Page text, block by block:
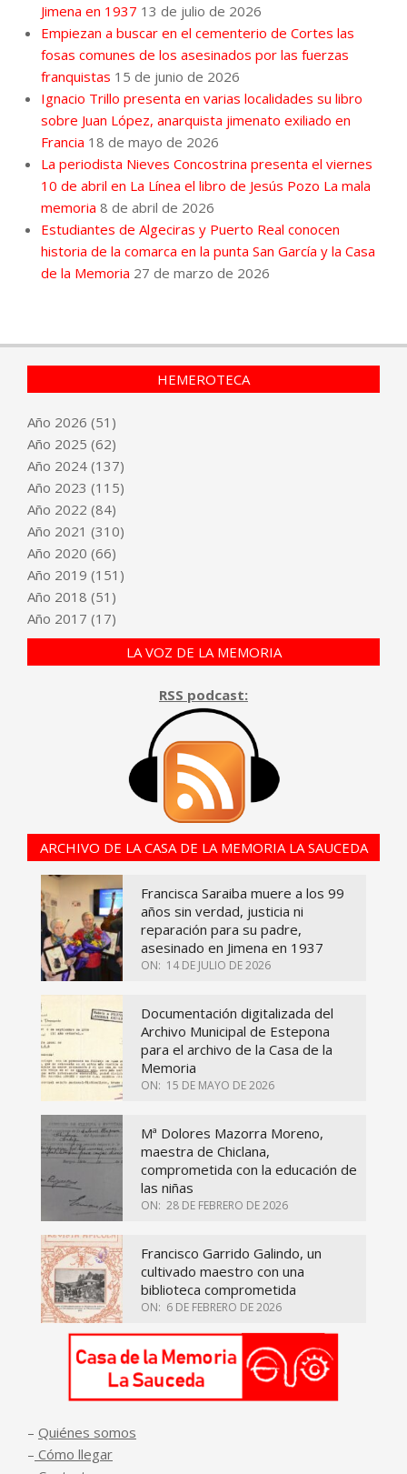
Jimena en 1937 13 de julio de 2026
Empiezan a buscar en el cementerio de Cortes las
fosas comunes de los asesinados por las fuerzas
franquistas 15 de junio de 2026
Ignacio Trillo presenta en varias localidades su libro
sobre Juan López, anarquista jimenato exiliado en
Francia 18 de mayo de 2026
La periodista Nieves Concostrina presenta el viernes
10 de abril en La Línea el libro de Jesús Pozo La mala
memoria 8 de abril de 2026
Estudiantes de Algeciras y Puerto Real conocen
historia de la comarca en la punta San García y la Casa
de la Memoria 27 de marzo de 2026
HEMEROTECA
Año 2026 (51)
Año 2025 (62)
Año 2024 (137)
Año 2023 (115)
Año 2022 (84)
Año 2021 (310)
Año 2020 (66)
Año 2019 (151)
Año 2018 (51)
Año 2017 (17)
LA VOZ DE LA MEMORIA
RSS podcast:
ARCHIVO DE LA CASA DE LA MEMORIA LA SAUCEDA
Francisca Saraiba muere a los 99
años sin verdad, justicia ni
reparación para su padre,
asesinado en Jimena en 1937
ON: 14 DE JULIO DE 2026
Documentación digitalizada del
Archivo Municipal de Estepona
para el archivo de la Casa de la
Memoria
ON: 15 DE MAYO DE 2026
Mª Dolores Mazorra Moreno,
maestra de Chiclana,
comprometida con la educación de
las niñas
ON: 28 DE FEBRERO DE 2026
Francisco Garrido Galindo, un
cultivado maestro con una
biblioteca comprometida
ON: 6 DE FEBRERO DE 2026
– Quiénes somos
– Cómo llegar